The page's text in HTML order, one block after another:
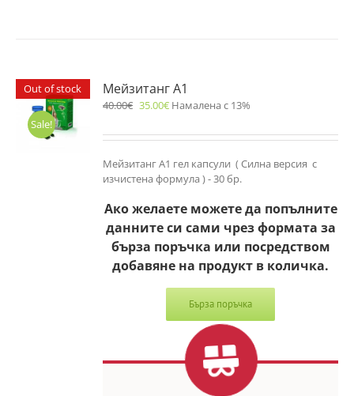
Out of stock
Sale!
Мейзитанг A1
40.00€ 35.00€ Намалена с 13%
Мейзитанг A1 гел капсули ( Силна версия с
изчистена формула ) - 30 бр.
Ако желаете можете да попълните
данните си сами чрез формата за
бърза поръчка или посредством
добавяне на продукт в количка.
Бърза поръчка